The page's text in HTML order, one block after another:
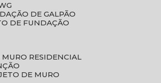
DE GALPÃO
DE FUNDAÇÃO
MURO RESIDENCIAL
DE MURO